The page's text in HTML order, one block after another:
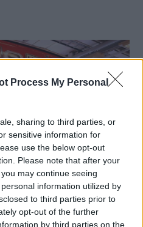
Process My Personal
sharing to third parties, or
sensitive information for
use the below opt-out
Please note that after your
may continue seeing
information utilized by
to third parties prior to
opt-out of the further
by third parties on the
även i
krävas ett särskilt